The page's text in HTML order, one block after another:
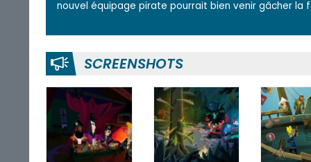
nouvel équipage pirate pourrait bien venir gâcher la
SCREENSHOTS